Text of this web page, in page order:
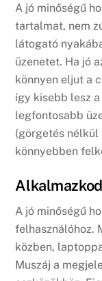
A jó minőségű
tartalmat, nem
látogató
üzenetet. Ha jó
könnyen eljut a
így kisebb lesz
legfontosabb
(görgetés nélkül
könnyebben
A jó minőségű
felhasználóhoz.
közben,
Muszáj a